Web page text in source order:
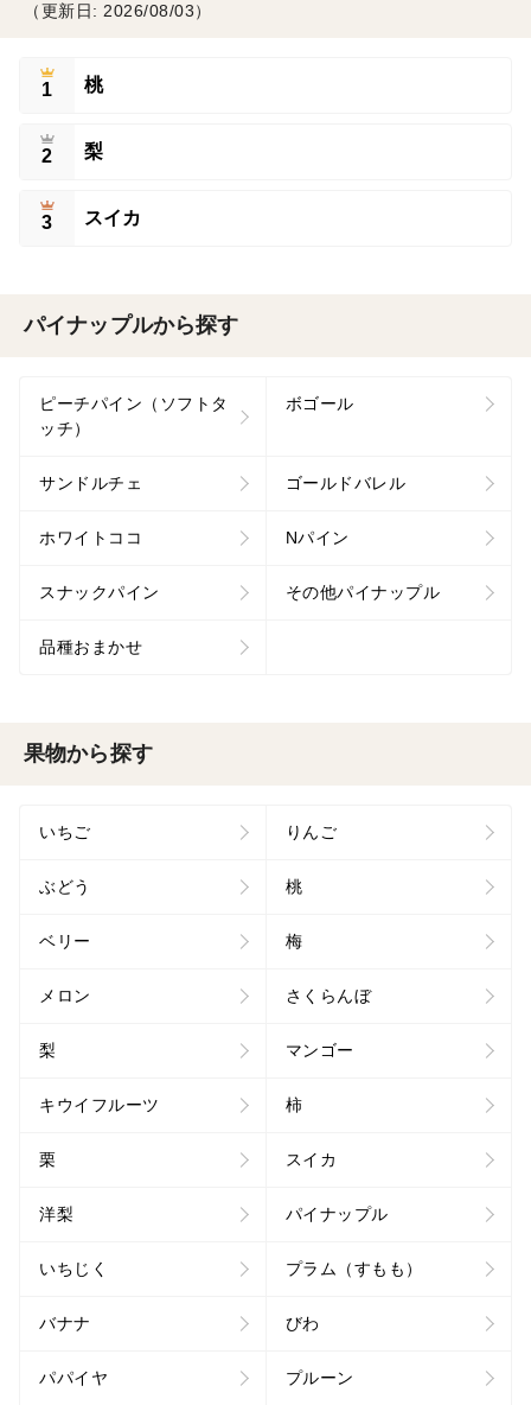
（更新日: 2026/08/03）
1 桃
2 梨
3 スイカ
パイナップルから探す
ピーチパイン（ソフトタ
ッチ）
ボゴール
サンドルチェ ゴールドバレル
ホワイトココ Nパイン
スナックパイン その他パイナップル
品種おまかせ
果物から探す
いちご りんご
ぶどう 桃
ベリー 梅
メロン さくらんぼ
梨 マンゴー
キウイフルーツ 柿
栗 スイカ
洋梨 パイナップル
いちじく プラム（すもも）
バナナ びわ
パパイヤ プルーン